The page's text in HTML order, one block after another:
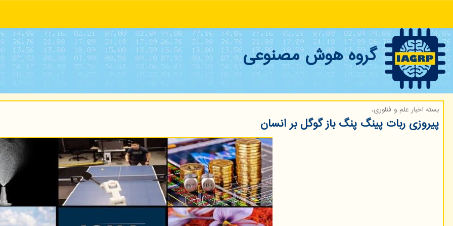
گروه هوش مصنوعی
بسته اخبار علم و فناوری،
پیروزی ربات پینگ پنگ باز گوگل بر انسان